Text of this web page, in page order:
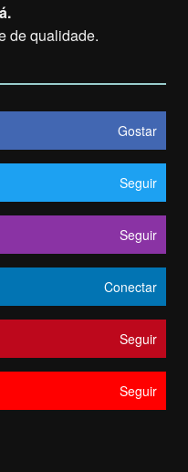
de qualidade.
Gostar
Seguir
Seguir
Conectar
Seguir
Seguir